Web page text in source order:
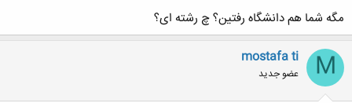
کلیک کنید تا باز شود...
مگه شما هم دانشگاه رفتین؟ چ رشته ای؟
M
mostafa ti
عضو جدید